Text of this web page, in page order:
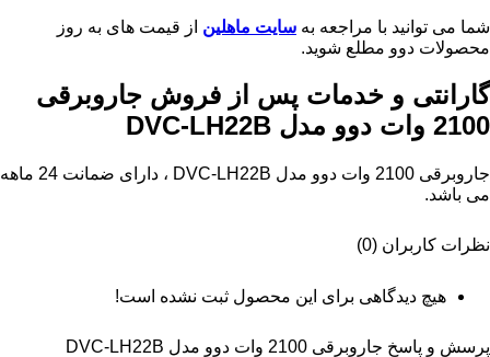
شما می توانید با مراجعه به سایت ماهلین از قیمت های به روز
محصولات دوو مطلع شوید.
گارانتی و خدمات پس از فروش جاروبرقی
2100 وات دوو مدل DVC-LH22B
جاروبرقی 2100 وات دوو مدل DVC-LH22B ، دارای ضمانت 24 ماهه
می باشد.
نظرات کاربران (0)
هیچ دیدگاهی برای این محصول ثبت نشده است!
پرسش و پاسخ جاروبرقی 2100 وات دوو مدل DVC-LH22B